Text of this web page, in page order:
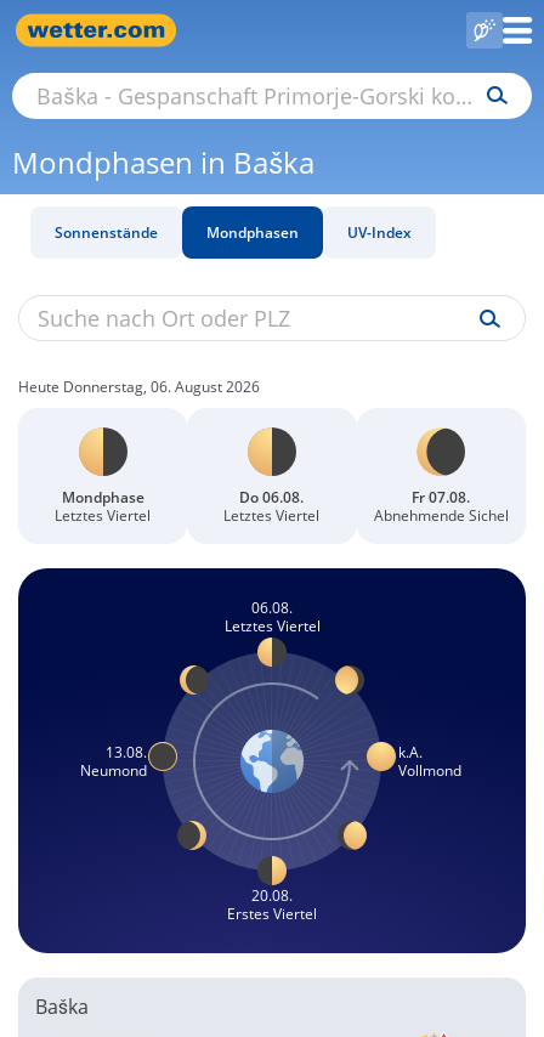
Mondphasen in Baška
Sonnenstände Mondphasen UV-Index
Heute Donnerstag, 06. August 2026
Mondphase
Letztes Viertel
Do 06.08.
Letztes Viertel
Fr 07.08.
Abnehmende Sichel
06.08.
Letztes Viertel
13.08.
Neumond
k.A.
Vollmond
20.08.
Erstes Viertel
Baška